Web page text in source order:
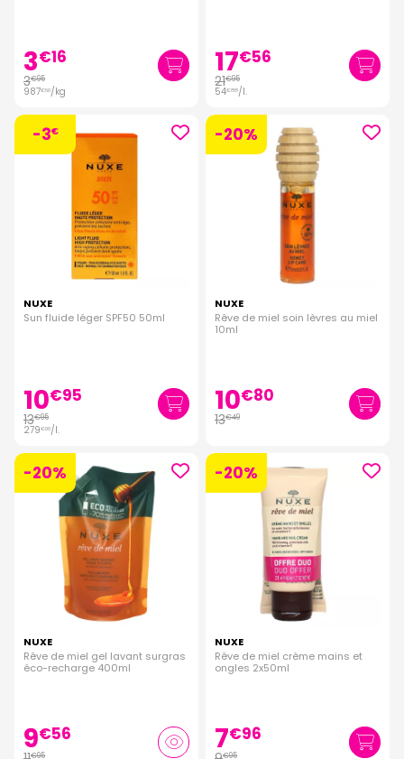
3€16
3€95
987€50/kg
17€56
21€95
54€88/l.
-3€
NUXE
Sun fluide léger SPF50 50ml
10€95
13€95
279€00/l.
-20%
NUXE
Rêve de miel soin lèvres au miel
10ml
10€80
13€49
-20%
NUXE
Rêve de miel gel lavant surgras
éco-recharge 400ml
9€56
€95
-20%
NUXE
Rêve de miel crème mains et
ongles 2x50ml
7€96
€95